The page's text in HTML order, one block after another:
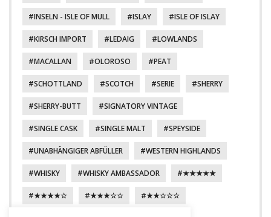
INSELN - ISLE OF MULL ISLAY ISLE OF ISLAY
KIRSCH IMPORT LEDAIG LOWLANDS
MACALLAN OLOROSO PEAT
SCHOTTLAND SCOTCH SERIE SHERRY
SHERRY-BUTT SIGNATORY VINTAGE
SINGLE CASK SINGLE MALT SPEYSIDE
UNABHÄNGIGER ABFÜLLER WESTERN HIGHLANDS
WHISKY WHISKY AMBASSADOR ★★★★★
★★★★☆ ★★★☆☆ ★★☆☆☆